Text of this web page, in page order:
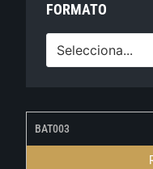
FORMATO
Selecciona...
BAT003